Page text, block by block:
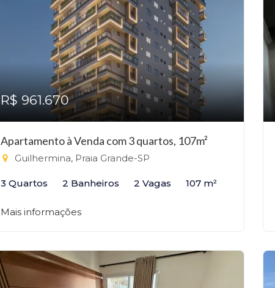
R$ 961.670
Apartamento à Venda com 3 quartos, 107m²
Guilhermina, Praia Grande-SP
3 Quartos 2 Banheiros 2 Vagas 107 m²
Mais informações